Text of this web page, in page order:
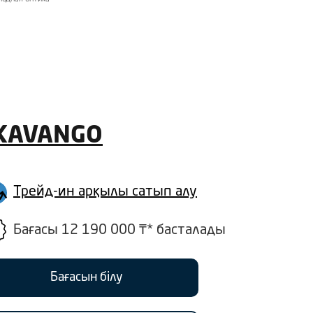
Бағасын білу
Бағасы 12 190 000 ₸* басталады
Трейд-ин арқылы сатып алу